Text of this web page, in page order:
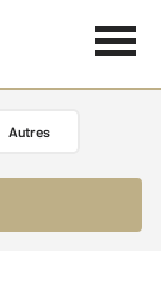
Autres